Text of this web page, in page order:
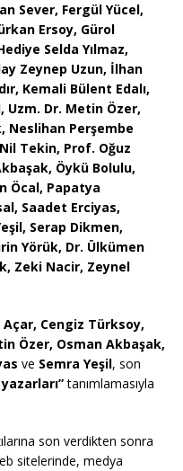
Sever, Fergül Yücel,
Ersoy, Gürol
Selda Yılmaz,
Zeynep Uzun, İlhan
Kemali Bülent Edalı,
Dr. Metin Özer,
Neslihan Perşembe
Tekin, Prof. Oğuz
Öykü Bolulu,
Öcal, Papatya
Saadet Erciyas,
Serap Dikmen,
Yörük, Dr. Ülkümen
Zeki Nacir, Zeynel
Açar, Cengiz Türksoy,
Özer, Osman Akbaşak,
ve Semra Yeşil, son
tanımlamasıyla
son verdikten sonra
sitelerinde, medya